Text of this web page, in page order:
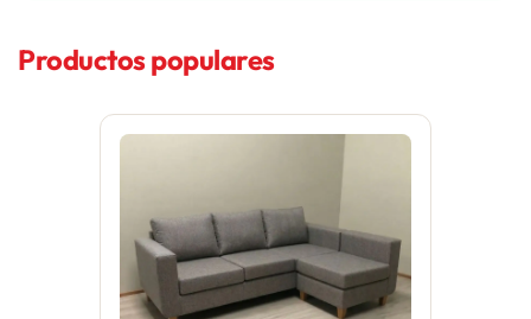
Productos populares